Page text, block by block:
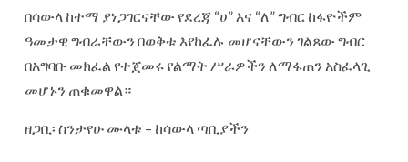
በሳውላ ከተማ ያነጋገርናቸው የደረጃ “ሀ” እና “ለ” ግብር ከፋዮችም
ዓመታዊ ግብራቸውን በወቅቱ እየከፈሉ መሆናቸውን ገልጸው ግብር
በአግባቡ መክፈል የተጀመሩ የልማት ሥራዎችን ለማፋጠን አስፈላጊ
መሆኑን ጠቁመዋል።
ዘጋቢ፡ ስንታየሁ ሙላቱ – ከሳውላ ጣቢያችን